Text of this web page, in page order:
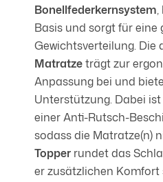
Bonellfederkernsystem
Basis und sorgt für eine
Gewichtsverteilung. Die
Matratzeträgt zur
Anpassung bei und
Unterstützung. Dabei
einer Anti-Rutsch-
sodass die Matratze(n)
Topper rundet das
er zusätzlichen